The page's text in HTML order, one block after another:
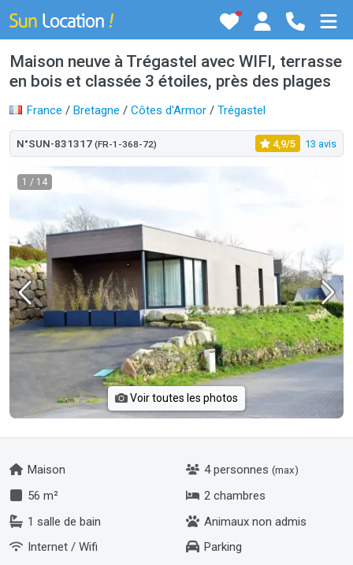
Maison neuve à Trégastel avec WIFI, terrasse
en bois et classée 3 étoiles, près des plages
France / Bretagne / Côtes d'Armor / Trégastel
N°SUN-831317 (FR-1-368-72) 4,9/5 13 avis
1 / 14
Voir toutes les photos
Maison 4 personnes (max)
56 m²
2 chambres
1 salle de bain
Animaux non admis
Internet / Wifi
Parking